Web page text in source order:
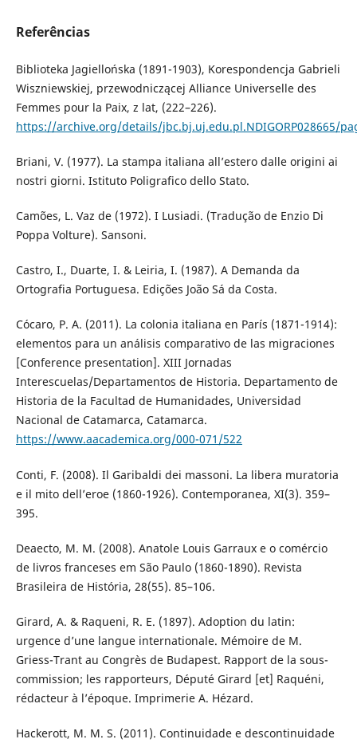
Referências
Biblioteka Jagiellońska (1891-1903), Korespondencja Gabrieli
Wiszniewskiej, przewodniczącej Alliance Universelle des
Femmes pour la Paix, z lat, (222–226).
https://archive.org/details/jbc.bj.uj.edu.pl.NDIGORP028665/
Briani, V. (1977). La stampa italiana all’estero dalle origini ai
nostri giorni. Istituto Poligrafico dello Stato.
Camões, L. Vaz de (1972). I Lusiadi. (Tradução de Enzio Di
Poppa Volture). Sansoni.
Castro, I., Duarte, I. & Leiria, I. (1987). A Demanda da
Ortografia Portuguesa. Edições João Sá da Costa.
Cócaro, P. A. (2011). La colonia italiana en París (1871-1914):
elementos para un análisis comparativo de las migraciones
[Conference presentation]. XIII Jornadas
Interescuelas/Departamentos de Historia. Departamento de
Historia de la Facultad de Humanidades, Universidad
Nacional de Catamarca, Catamarca.
https://www.aacademica.org/000-071/522
Conti, F. (2008). Il Garibaldi dei massoni. La libera muratoria
e il mito dell’eroe (1860-1926). Contemporanea, XI(3). 359–
395.
Deaecto, M. M. (2008). Anatole Louis Garraux e o comércio
de livros franceses em São Paulo (1860-1890). Revista
Brasileira de História, 28(55). 85–106.
Girard, A. & Raqueni, R. E. (1897). Adoption du latin:
urgence d’une langue internationale. Mémoire de M.
Griess-Trant au Congrès de Budapest. Rapport de la sous-
commission; les rapporteurs, Député Girard [et] Raquéni,
rédacteur à l’époque. Imprimerie A. Hézard.
Hackerott, M. M. S. (2011). Continuidade e descontinuidade